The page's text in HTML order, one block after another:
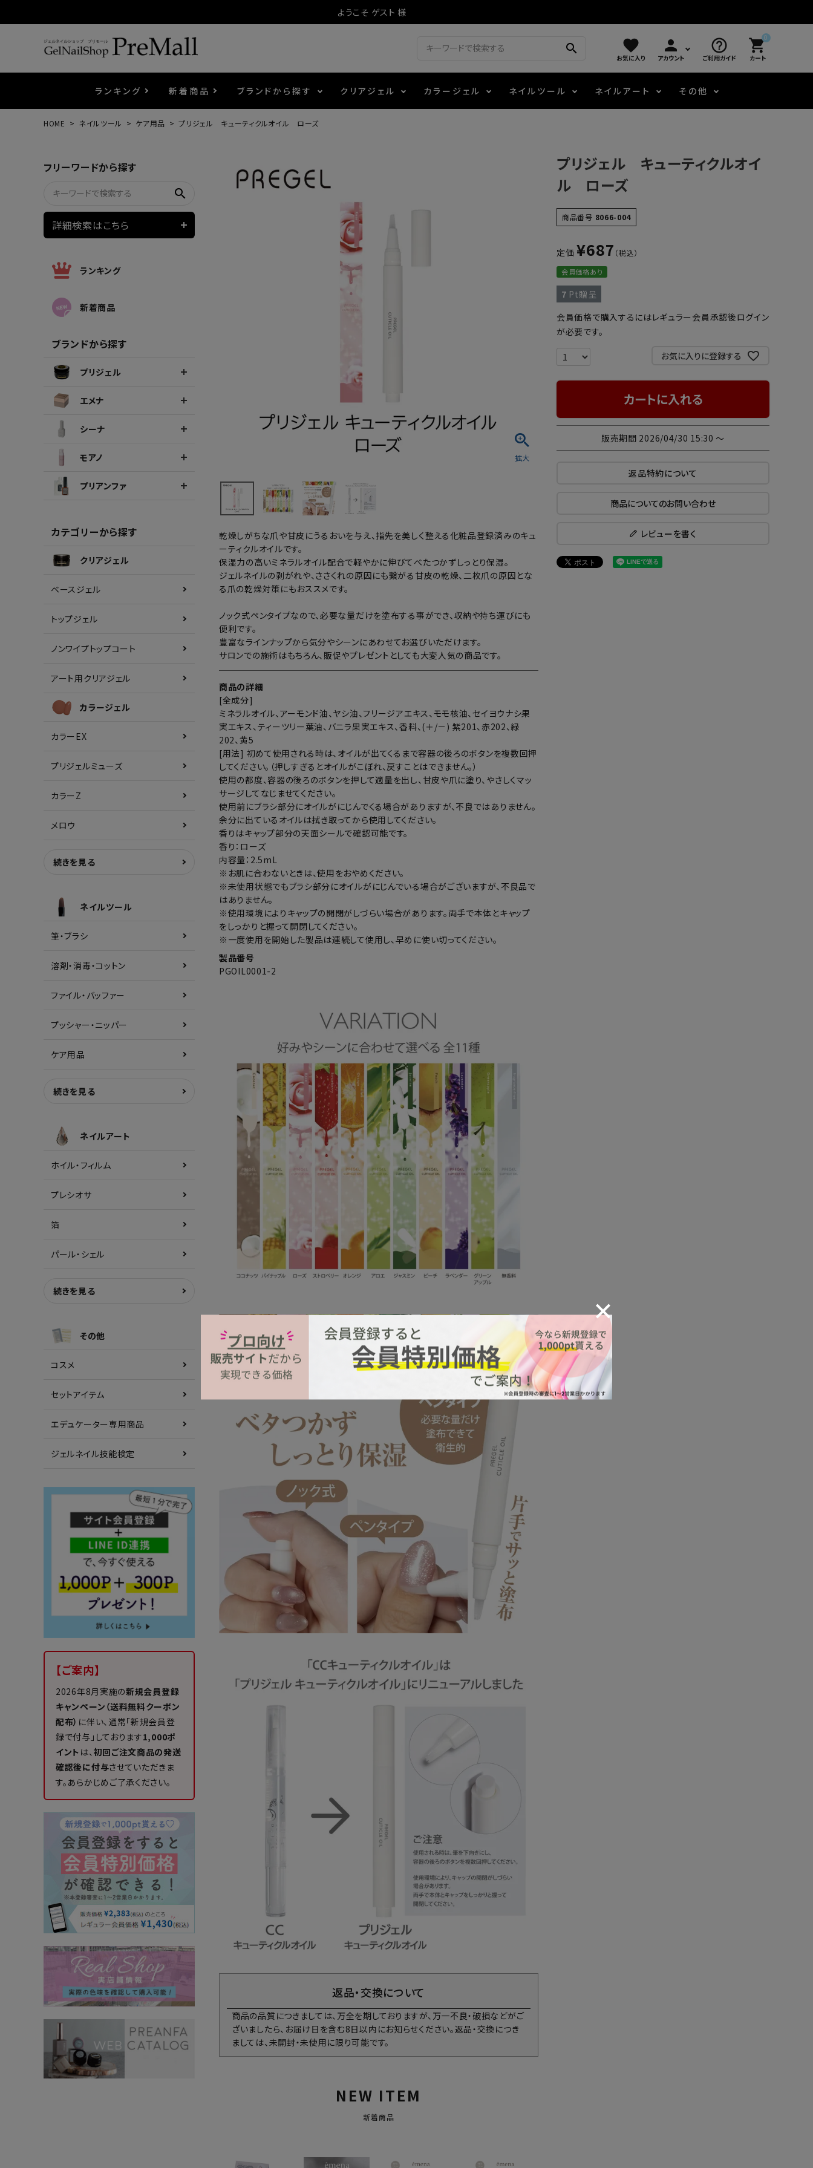
ようこそ ゲスト 様
search favorite
お気に入り
person
アカウント
help_outline
ご利用ガイド
0
shopping_cart
カート
ランキング 新着商品 ブランドから探す クリアジェル カラージェル
マグネティジェル アートインク
ウェービージェル ニュアンスジェル
エメナコラボジェル
ネイルツール
ピンセット・シザー・スパチュラ 容器・ポーチ
ネイルマシン
ネイルアート
パウダー・フレーク その他
その他
HOME ネイルツール ケア用品 プリジェル キューティクルオイル ローズ
フリーワードから探す
search
詳細検索はこちら
ランキング
新着商品
ブランドから探す
プリジェル
エメナ
シーナ
モアノ
プリアンファ
カテゴリーから探す
クリアジェル
ベースジェル
トップジェル
ノンワイプトップコート
アート用クリアジェル
カラージェル
カラーEX
プリジェルミューズ
カラーZ
メロウ
続きを見る
ネイルツール
筆・ブラシ
溶剤・消毒・コットン
ファイル・バッファー
プッシャー・ニッパー
ケア用品
続きを見る
ネイルアート
ホイル・フィルム
プレシオサ
箔
パール・シェル
続きを見る
その他
コスメ
セットアイテム
エデュケーター専用商品
ジェルネイル技能検定
【ご案内】
2026年8月実施の新規会員登録
キャンペーン（送料無料クーポン
配布） に伴い、通常「新規会員登
録で付与」しております1,000ポ
イント は、初回ご注文商品の発送
確認後に付与させていただきま
す。あらかじめご了承ください。
乾燥しがちな爪や甘皮にうるおいを与え、指先を美しく整える化粧品登録済みのキュ
ーティクルオイルです。
保湿力の高いミネラルオイル配合で軽やかに伸びてべたつかずしっとり保湿。
ジェルネイルの剥がれや、ささくれの原因にも繋がる甘皮の乾燥、二枚爪の原因とな
る爪の乾燥対策にもおススメです。
ノック式ペンタイプなので、必要な量だけを塗布する事ができ、収納や持ち運びにも
便利です。
豊富なラインナップから気分やシーンにあわせてお選びいただけます。
サロンでの施術はもちろん、販促やプレゼントとしても大変人気の商品です。
商品の詳細
[全成分]
ミネラルオイル、アーモンド油、ヤシ油、フリージアエキス、モモ核油、セイヨウナシ果
実エキス、ティーツリー葉油、バニラ果実エキス、香料、(＋/－) 紫201、赤202、緑
202、黄5
[用法] 初めて使用される時は、オイルが出てくるまで容器の後ろのボタンを複数回押
してください。（押しすぎるとオイルがこぼれ、戻すことはできません。）
使用の都度、容器の後ろのボタンを押して適量を出し、甘皮や爪に塗り、やさしくマッ
サージしてなじませてください。
使用前にブラシ部分にオイルがにじんでくる場合がありますが、不良ではありません。
余分に出ているオイルは拭き取ってから使用してください。
香りはキャップ部分の天面シールで確認可能です。
香り：ローズ
内容量：2.5mL
※お肌に合わないときは、使用をおやめください。
※未使用状態でもブラシ部分にオイルがにじんでいる場合がございますが、不良品で
はありません。
※使用環境によりキャップの開閉がしづらい場合があります。両手で本体とキャップ
をしっかりと握って開閉してください。
※一度使用を開始した製品は連続して使用し、早めに使い切ってください。
製品番号
PGOIL0001-2
返品・交換について
商品の品質につきましては、万全を期しておりますが、万一不良・破損などがご
ざいましたら、お届け日を含む8日以内にお知らせください。返品・交換につき
ましては、未開封・未使用に限り可能です。
NEW ITEM
新着商品
プリジェル キューティクルオイ
ル ローズ
商品番号 8066-004
定価 ¥687
会員価格あり
7 Pt贈呈
会員価格で購入するにはレギュラー会員承認後ログイン
が必要です。
お気に入りに登録する
カートに入れる
販売期間 2026/04/30 15:30 〜
返品特約について
商品についてのお問い合わせ
レビューを書く